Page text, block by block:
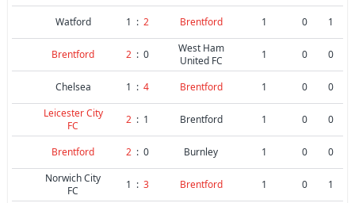
Watford 1 : 2 Brentford 1 0 1
Brentford 2 : 0
West Ham
United FC
1 0 0
Chelsea 1 : 4 Brentford 1 0
0
Leicester City
FC
2 : 1 Brentford 1 0 0
Brentford 2 : 0 Burnley 1 0
0
Norwich City
FC
1 : 3 Brentford 1 0 1